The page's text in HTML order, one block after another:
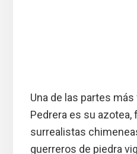
Una de las partes
Pedrera es su azotea,
surrealistas
guerreros de piedra